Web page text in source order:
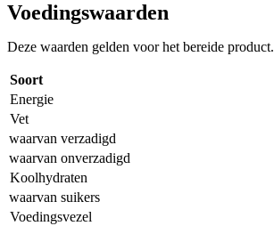
Voedingswaarden
Deze waarden gelden voor het bereide product.
Soort
Energie
Vet
waarvan verzadigd
waarvan onverzadigd
Koolhydraten
waarvan suikers
Voedingsvezel